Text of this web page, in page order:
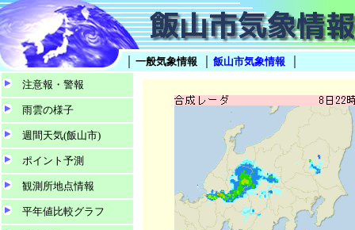
注意報・警報
雨雲の様子
週間天気(飯山市)
ポイント予測
観測所地点情報
平年値比較グラフ
一般気象情報 飯山市気象情報